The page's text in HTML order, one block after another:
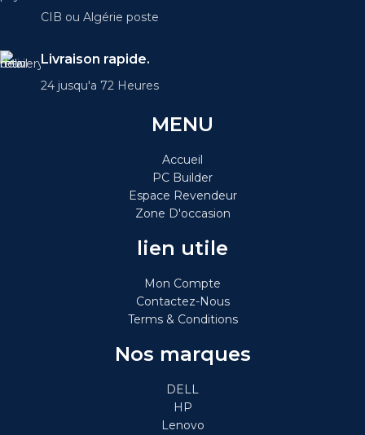
CIB ou Algérie poste
Livraison rapide.
24 jusqu'a 72 Heures
MENU
Accueil
PC Builder
Espace Revendeur
Zone D'occasion
lien utile
Mon Compte
Contactez-Nous
Terms & Conditions
Nos marques
DELL
HP
Lenovo